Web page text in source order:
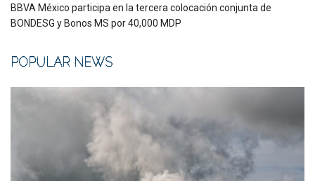
BBVA México participa en la tercera colocación conjunta de
BONDESG y Bonos MS por 40,000 MDP
POPULAR NEWS